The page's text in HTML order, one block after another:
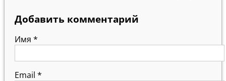
Добавить комментарий
Имя *
Email *